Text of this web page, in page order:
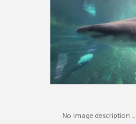
No image description ...